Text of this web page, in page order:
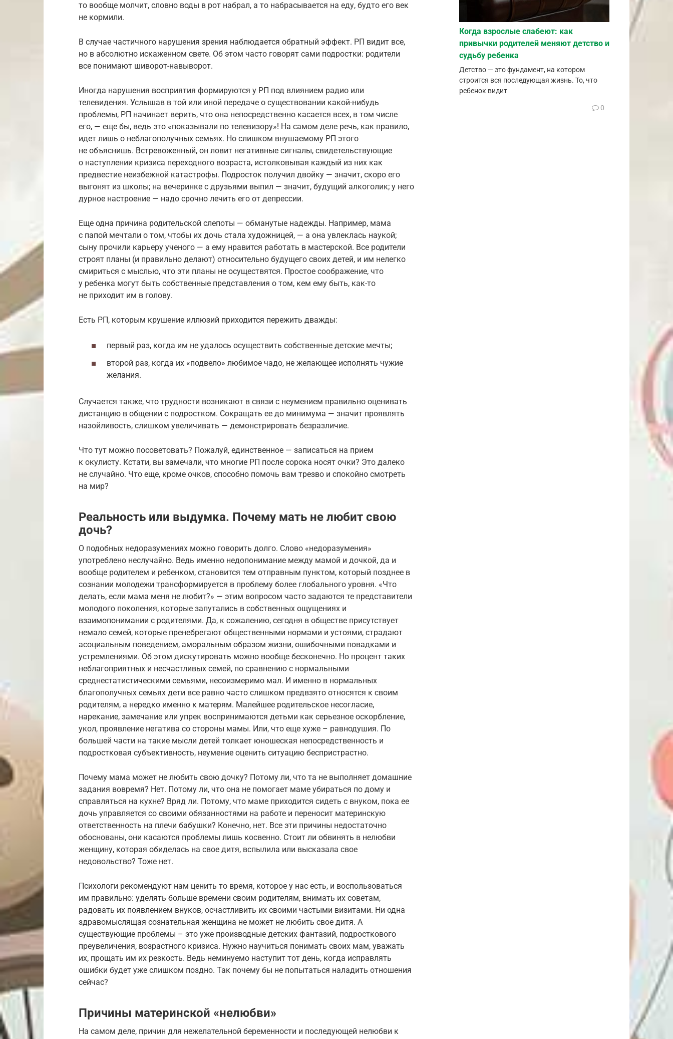
то вообще молчит, словно воды в рот набрал, а то набрасывается на еду, будто его век
не кормили.
В случае частичного нарушения зрения наблюдается обратный эффект. РП видит все,
но в абсолютно искаженном свете. Об этом часто говорят сами подростки: родители
все понимают шиворот-навыворот.
Иногда нарушения восприятия формируются у РП под влиянием радио или
телевидения. Услышав в той или иной передаче о существовании какой-нибудь
проблемы, РП начинает верить, что она непосредственно касается всех, в том числе
его, — еще бы, ведь это «показывали по телевизору»! На самом деле речь, как правило,
идет лишь о неблагополучных семьях. Но слишком внушаемому РП этого
не объяснишь. Встревоженный, он ловит негативные сигналы, свидетельствующие
о наступлении кризиса переходного возраста, истолковывая каждый из них как
предвестие неизбежной катастрофы. Подросток получил двойку — значит, скоро его
выгонят из школы; на вечеринке с друзьями выпил — значит, будущий алкоголик; у него
дурное настроение — надо срочно лечить его от депрессии.
Еще одна причина родительской слепоты — обманутые надежды. Например, мама
с папой мечтали о том, чтобы их дочь стала художницей, — а она увлеклась наукой;
сыну прочили карьеру ученого — а ему нравится работать в мастерской. Все родители
строят планы (и правильно делают) относительно будущего своих детей, и им нелегко
смириться с мыслью, что эти планы не осуществятся. Простое соображение, что
у ребенка могут быть собственные представления о том, кем ему быть, как-то
не приходит им в голову.
Есть РП, которым крушение иллюзий приходится пережить дважды:
первый раз, когда им не удалось осуществить собственные детские мечты;
второй раз, когда их «подвело» любимое чадо, не желающее исполнять чужие
желания.
Случается также, что трудности возникают в связи с неумением правильно оценивать
дистанцию в общении с подростком. Сокращать ее до минимума — значит проявлять
назойливость, слишком увеличивать — демонстрировать безразличие.
Что тут можно посоветовать? Пожалуй, единственное — записаться на прием
к окулисту. Кстати, вы замечали, что многие РП после сорока носят очки? Это далеко
не случайно. Что еще, кроме очков, способно помочь вам трезво и спокойно смотреть
на мир?
Реальность или выдумка. Почему мать не любит свою
дочь?
О подобных недоразумениях можно говорить долго. Слово «недоразумения»
употреблено неслучайно. Ведь именно недопонимание между мамой и дочкой, да и
вообще родителем и ребенком, становится тем отправным пунктом, который позднее в
сознании молодежи трансформируется в проблему более глобального уровня. «Что
делать, если мама меня не любит?» — этим вопросом часто задаются те представители
молодого поколения, которые запутались в собственных ощущениях и
взаимопонимании с родителями. Да, к сожалению, сегодня в обществе присутствует
немало семей, которые пренебрегают общественными нормами и устоями, страдают
асоциальным поведением, аморальным образом жизни, ошибочными повадками и
устремлениями. Об этом дискутировать можно вообще бесконечно. Но процент таких
неблагоприятных и несчастливых семей, по сравнению с нормальными
среднестатистическими семьями, несоизмеримо мал. И именно в нормальных
благополучных семьях дети все равно часто слишком предвзято относятся к своим
родителям, а нередко именно к матерям. Малейшее родительское несогласие,
нарекание, замечание или упрек воспринимаются детьми как серьезное оскорбление,
укол, проявление негатива со стороны мамы. Или, что еще хуже – равнодушия. По
большей части на такие мысли детей толкает юношеская непосредственность и
подростковая субъективность, неумение оценить ситуацию беспристрастно.
Почему мама может не любить свою дочку? Потому ли, что та не выполняет домашние
задания вовремя? Нет. Потому ли, что она не помогает маме убираться по дому и
справляться на кухне? Вряд ли. Потому, что маме приходится сидеть с внуком, пока ее
дочь управляется со своими обязанностями на работе и переносит материнскую
ответственность на плечи бабушки? Конечно, нет. Все эти причины недостаточно
обоснованы, они касаются проблемы лишь косвенно. Стоит ли обвинять в нелюбви
женщину, которая обиделась на свое дитя, вспылила или высказала свое
недовольство? Тоже нет.
Психологи рекомендуют нам ценить то время, которое у нас есть, и воспользоваться
им правильно: уделять больше времени своим родителям, внимать их советам,
радовать их появлением внуков, осчастливить их своими частыми визитами. Ни одна
здравомыслящая сознательная женщина не может не любить свое дитя. А
существующие проблемы – это уже производные детских фантазий, подросткового
преувеличения, возрастного кризиса. Нужно научиться понимать своих мам, уважать
их, прощать им их резкость. Ведь неминуемо наступит тот день, когда исправлять
ошибки будет уже слишком поздно. Так почему бы не попытаться наладить отношения
сейчас?
Причины материнской «нелюбви»
На самом деле, причин для нежелательной беременности и последующей нелюбви к
Когда взрослые слабеют: как
привычки родителей меняют детство и
судьбу ребенка
Детство — это фундамент, на котором
строится вся последующая жизнь. То, что
ребенок видит
0